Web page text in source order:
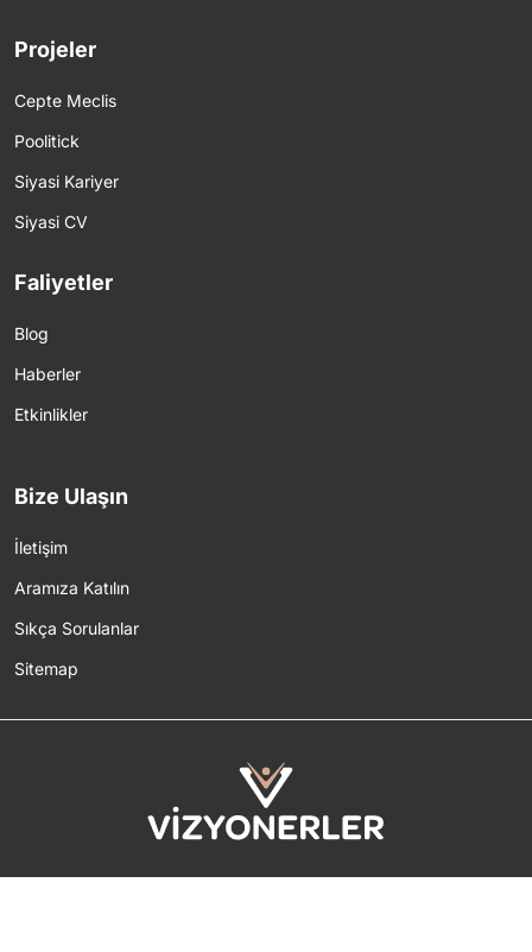
Projeler
Cepte Meclis
Poolitick
Siyasi Kariyer
Siyasi CV
Faliyetler
Blog
Haberler
Etkinlikler
Bize Ulaşın
İletişim
Aramıza Katılın
Sıkça Sorulanlar
Sitemap